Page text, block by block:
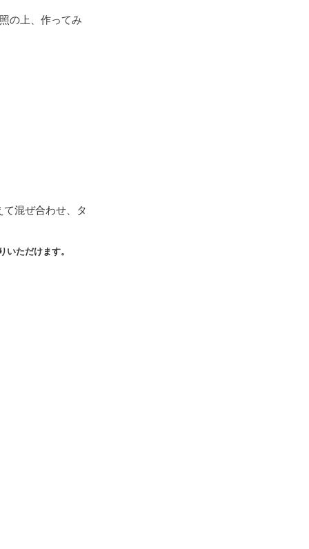
の上、作ってみ
混ぜ合わせ、タ
ただけます。